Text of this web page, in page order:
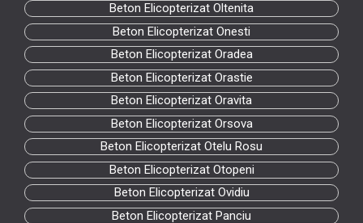
Beton Elicopterizat Oltenita
Beton Elicopterizat Onesti
Beton Elicopterizat Oradea
Beton Elicopterizat Orastie
Beton Elicopterizat Oravita
Beton Elicopterizat Orsova
Beton Elicopterizat Otelu Rosu
Beton Elicopterizat Otopeni
Beton Elicopterizat Ovidiu
Beton Elicopterizat Panciu